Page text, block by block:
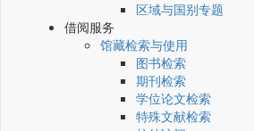
区域与国别专题
借阅服务
馆藏检索与使用
图书检索
期刊检索
学位论文检索
特殊文献检索